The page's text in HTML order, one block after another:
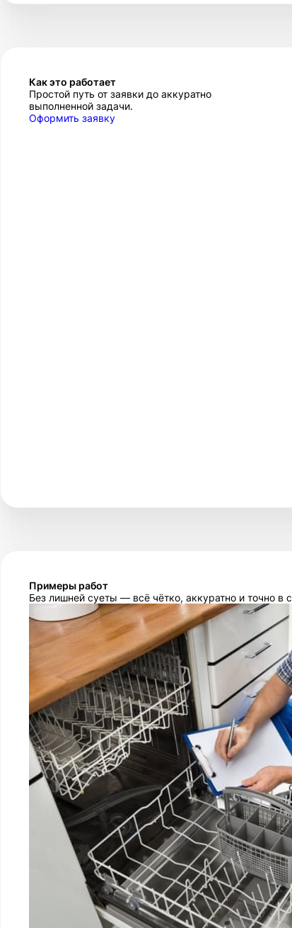
Как это работает
Простой путь от заявки до аккуратно
выполненной задачи.
Оформить заявку
Примеры работ
Без лишней суеты — всё чётко, аккуратно и точно в